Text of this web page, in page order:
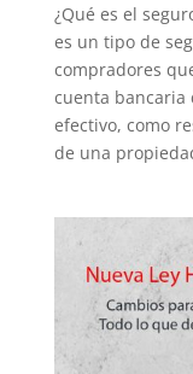
¿Qué es el
es un tipo de
compradores
cuenta
efectivo, como
de una